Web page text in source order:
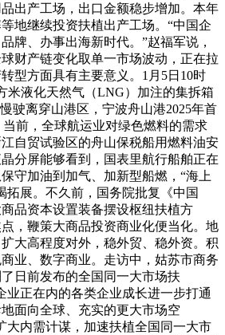
出产工场，出口金额稳步增加。本年
地继续投资扶植出产工场。“中国企
牌、办事出海新时代。”赵福军说，
财产链变化取单一市场波动，正在拉
型方面具有主要意义。1月5日10时
米液化天然气（LNG）加注的集拆箱
驶离穿山港区，宁波舟山港2025年首
前，全球航运业对绿色燃料的需求
自贸试验区的舟山保税船用燃料油安
分屏能够看到，国表里航行船舶正在
守加油到加气、加新型船燃，“海上
拓展。不久前，国务院批复《中国
商品资本设置装备摆设枢纽扶植方
，鞭策大商品投资商业化便当化。地
大高程度对外，稳外贸、稳外资。积
业、数字商业。走访中，姑苏市商务
日前发布的全国同一大市场扶
业正在内的各类企业成长进一步打通
面向全球、充实的更大市场空
大内需计谋，加速扶植全国同一大市